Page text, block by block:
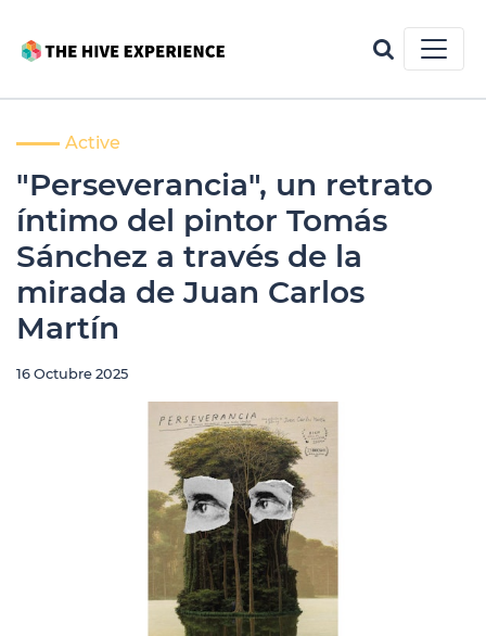
Active
"Perseverancia", un retrato
íntimo del pintor Tomás
Sánchez a través de la
mirada de Juan Carlos
Martín
16 Octubre 2025